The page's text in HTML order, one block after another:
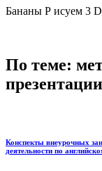
Бананы Р исуем 3 D
По теме:
Конспекты внеурочных
деятельности по